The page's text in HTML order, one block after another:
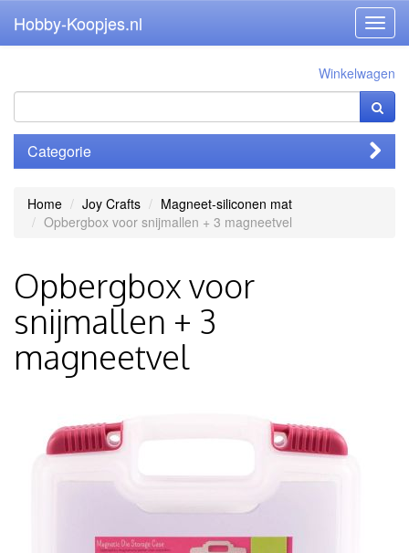
Hobby-Koopjes.nl
Winkelwagen
Categorie
Home Joy Crafts
Magneet-siliconen mat
Opbergbox voor snijmallen + 3 magneetvel
Opbergbox voor
snijmallen + 3
magneetvel